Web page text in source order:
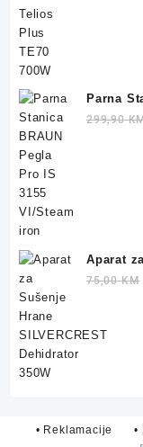
Parna
299,90
Aparat
75,00KM
• Reklamacije •